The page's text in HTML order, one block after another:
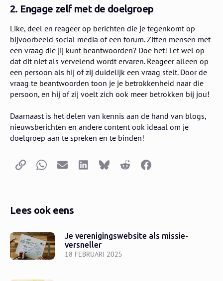
2. Engage zelf met de doelgroep
Like, deel en reageer op berichten die je tegenkomt op
bijvoorbeeld social media of een forum. Zitten mensen met
een vraag die jij kunt beantwoorden? Doe het! Let wel op
dat dit niet als vervelend wordt ervaren. Reageer alleen op
een persoon als hij of zij duidelijk een vraag stelt. Door de
vraag te beantwoorden toon je je betrokkenheid naar die
persoon, en hij of zij voelt zich ook meer betrokken bij jou!
Daarnaast is het delen van kennis aan de hand van blogs,
nieuwsberichten en andere content ook ideaal om je
doelgroep aan te spreken en te binden!
Kopieer linkWhatsappE-mailLinkedInBlueskyReddit Facebook
Lees ook eens
18 FEBRUARI 2025
Je verenigingswebsite als missie-
versneller